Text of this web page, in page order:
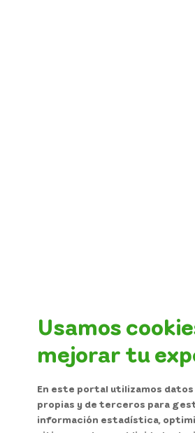
Usamos
mejorar tu
En este portal utilizamos
propias y de terceros para
información estadística,